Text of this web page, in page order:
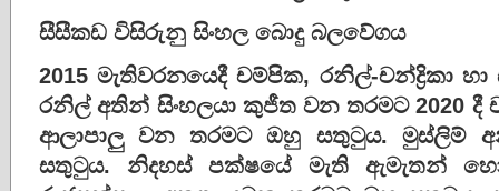
සීසීකඩ විසිරුනු සිංහල බොදු බලවේගය
2015 මැතිවරනයෙදී චම්පික, රනිල්-චන්ද්‍රිකා
රනිල් අතින් සිංහලයා කුජීත වන තරමට 2020
ආලාපාලු වන තරමට ඔහු සතු‍ටුය. මුස්ලිම්
සතු‍ටුය. නිදහස් පක්ෂයේ මැති ඇමැතන්